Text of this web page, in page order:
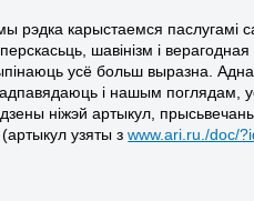
рэдка карыстаемся паслугамі
шавінізм і
усё больш выразна.
адпавядаюць і нашым поглядам,
ніжэй артыкул,
узяты зwww.ari.ru./doc/